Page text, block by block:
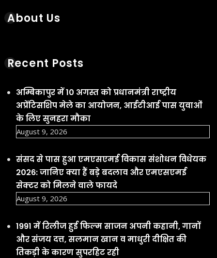
About Us
Recent Posts
अम्बिकापुर में 10 अगस्त को प्रधानमंत्री राष्ट्रीय
अप्रेंटिसशिप मेले का आयोजन, आईटीआई पास युवाओं
के लिए सुनहरा मौका
August 9, 2026
संसद से पास हुआ एमएसएमई विकास संशोधन विधेयक
2026: जानिए क्या हैं बड़े बदलाव और एमएसएमई
सेक्टर को मिलने वाले फायदे
August 9, 2026
1991 में रिलीज हुई फिल्म साजन अपनी कहानी, गानों
और संजय दत्त, सलमान खान व माधुरी दीक्षित की
तिकड़ी के कारण सुपरहिट रही